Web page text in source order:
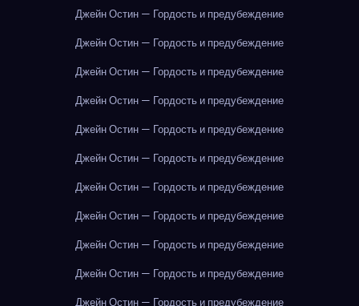
Джейн Остин — Гордость и предубеждение
Джейн Остин — Гордость и предубеждение
Джейн Остин — Гордость и предубеждение
Джейн Остин — Гордость и предубеждение
Джейн Остин — Гордость и предубеждение
Джейн Остин — Гордость и предубеждение
Джейн Остин — Гордость и предубеждение
Джейн Остин — Гордость и предубеждение
Джейн Остин — Гордость и предубеждение
Джейн Остин — Гордость и предубеждение
Джейн Остин — Гордость и предубеждение